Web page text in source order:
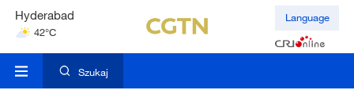
Hyderabad
42°C
Mumbai
Language
Szukaj